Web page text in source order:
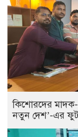
কিশোরদের
নতুন দেশ’-এর